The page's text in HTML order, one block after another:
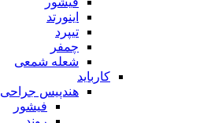
اینورتد
تیپرد
چمفر
شعله شمعی
کارباید
هندپیس جراحی
فیشور